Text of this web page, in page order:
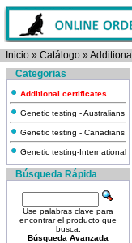
Inicio » Catálogo »
Categorias
Additional certificates
Genetic testing - Australians
Genetic testing - Canadians
Genetic testing-International
Búsqueda Rápida
Use palabras clave para
encontrar el producto que
busca.
Búsqueda Avanzada